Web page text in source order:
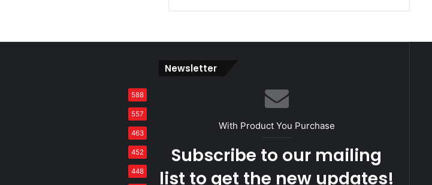
588
557
463
452
448
Newsletter
With Product You Purchase
Subscribe to our mailing
list to get the new updates!